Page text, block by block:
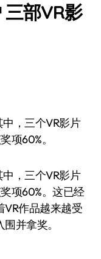
部VR影
项60%。
，三个VR影片
项60%。这已经
VR作品越来越受
并拿奖。